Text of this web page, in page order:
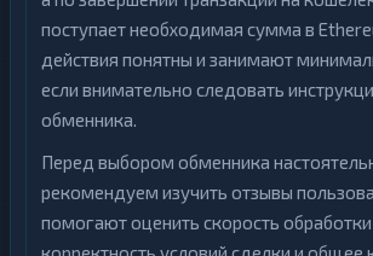
поступает необходимая сумма в
действия понятны и занимают
если внимательно следовать
обменника.
Перед выбором обменника
рекомендуем изучить отзывы
помогают оценить скорость обработки